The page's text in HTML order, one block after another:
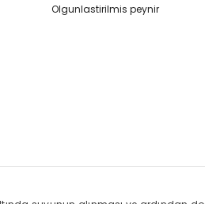
Olgunlastirilmis peynir